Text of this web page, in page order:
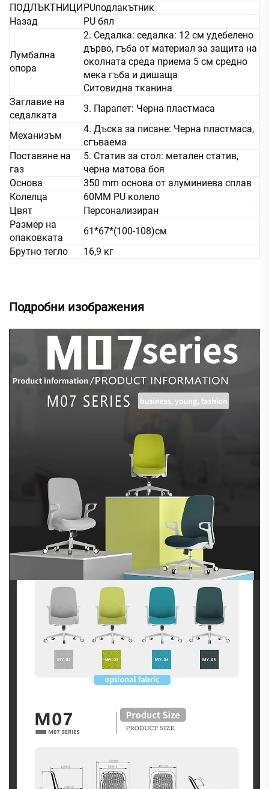
ПОДЛЪКТНИЦИPUподлакътник
Назад
PU бял
Лумбална
опора
2. Седалка: седалка: 12 см удебелено
дърво, гъба от материал за защита на
околната среда приема 5 см средно
мека гъба и дишаща
Ситовидна тканина
Заглавие на
седалката
3. Парапет: Черна пластмаса
Механизъм
4. Дъска за писане: Черна пластмаса,
сгъваема
Поставяне на
газ
5. Статив за стол: метален статив,
черна матова боя
Основа
350 mm основа от алуминиева сплав
Колелца
60MM PU колело
Цвят
Персонализиран
Размер на
опаковката
61*67*(100-108)см
Брутно тегло
16,9 кг
Подробни изображения